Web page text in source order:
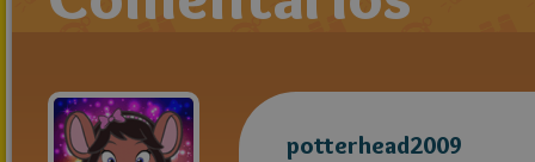
potterhead2009